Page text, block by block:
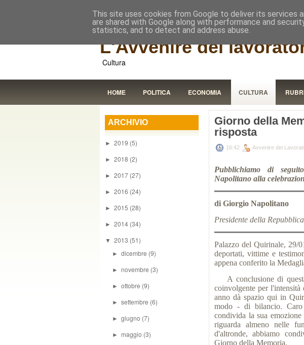
L'Avvenire dei
Cultura
HOME POLITICA ECONOMIA CULTURA
ARCHIVIO
► 2019 (5)
► 2018 (2)
► 2017 (27)
► 2016 (24)
► 2015 (28)
► 2014 (34)
▼ 2013 (51)
►dicembre (9)
►novembre (3)
►ottobre (9)
►settembre (6)
►giugno (7)
► maggio (3)
Giorno della
risposta
16:42 Avvenire dei
Pubblichiamo di
Napolitano alla
di Giorgio Napolitano
Presidente della Repubblica
Palazzo del Quirinale, 29/
deportati, vittime e
appena conferito la
A conclusione di
coinvolgente per
anno dà spazio qui in
modo - di bilancio. Caro
condivida la sua
riguarda almeno nelle
d'altronde, abbiamo
Giorno della Memoria.
This site uses cookies from Google to deliver its services
are shared with Google along with performance and
statistics, and to detect and address abuse.